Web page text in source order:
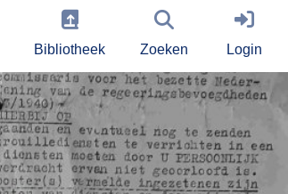
Bibliotheek Zoeken Login